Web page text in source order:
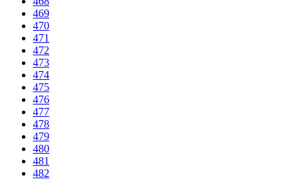
469
470
471
472
473
474
475
476
477
478
479
480
481
482